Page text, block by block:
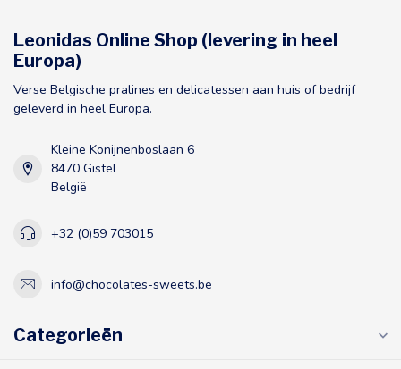
Leonidas Online Shop (levering in heel
Europa)
Verse Belgische pralines en delicatessen aan huis of bedrijf
geleverd in heel Europa.
Kleine Konijnenboslaan 6
8470 Gistel
België
+32 (0)59 703015
info@chocolates-sweets.be
Categorieën